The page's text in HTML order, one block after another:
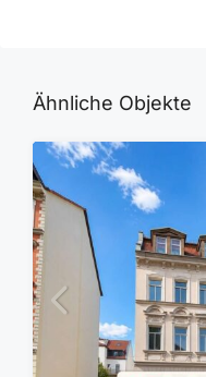
Ähnliche Objekte